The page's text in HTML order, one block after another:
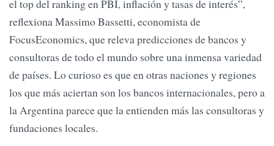
el top del ranking en PBI, inflación y tasas de interés”,
reflexiona Massimo Bassetti, economista de
FocusEconomics, que releva predicciones de bancos y
consultoras de todo el mundo sobre una inmensa variedad
de países. Lo curioso es que en otras naciones y regiones
los que más aciertan son los bancos internacionales, pero a
la Argentina parece que la entienden más las consultoras y
fundaciones locales.